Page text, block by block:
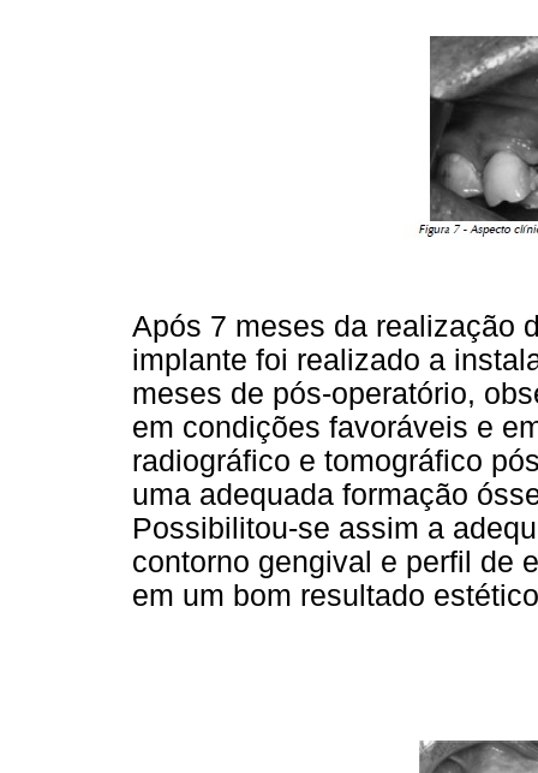
Após 7 meses da realização
implante foi realizado a
meses de pós-operatório,
em condições favoráveis e
radiográfico e tomográfico
uma adequada formação
Possibilitou-se assim a
contorno gengival e perfil de
em um bom resultado